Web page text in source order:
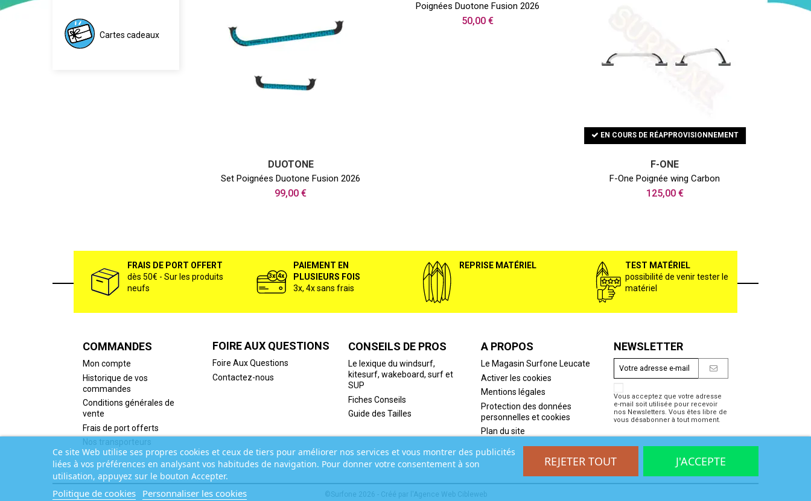
Cartes cadeaux
DUOTONE
Set Poignées Duotone Fusion 2026
99,00 €
Poignées Duotone Fusion 2026
50,00 €
EN COURS DE RÉAPPROVISIONNEMENT
F-ONE
F-One Poignée wing Carbon
125,00 €
FRAIS DE PORT OFFERT
dès 50€ - Sur les produits
neufs
PAIEMENT EN
PLUSIEURS FOIS
3x, 4x sans frais
REPRISE MATÉRIEL
TEST MATÉRIEL
possibilité de venir tester le
matériel
COMMANDES
Mon compte
Historique de vos
commandes
Conditions générales de
vente
Frais de port offerts
Nos transporteurs
FOIRE AUX QUESTIONS
Foire Aux Questions
Contactez-nous
CONSEILS DE PROS
Le lexique du windsurf,
kitesurf, wakeboard, surf et
SUP
Fiches Conseils
Guide des Tailles
A PROPOS
Le Magasin Surfone Leucate
Activer les cookies
Mentions légales
Protection des données
personnelles et cookies
Plan du site
NEWSLETTER
Vous acceptez que votre adresse
e-mail soit utilisée pour recevoir
nos Newsletters. Vous êtes libre de
vous désabonner à tout moment.
©Surfone 2026 - Créé par l'Agence Web Cibleweb
Ce site Web utilise ses propres cookies et ceux de tiers pour améliorer nos services et vous montrer des publicités
liées à vos préférences en analysant vos habitudes de navigation. Pour donner votre consentement à son
utilisation, appuyez sur le bouton Accepter.
Politique de cookies Personnaliser les cookies
REJETER TOUT J'ACCEPTE